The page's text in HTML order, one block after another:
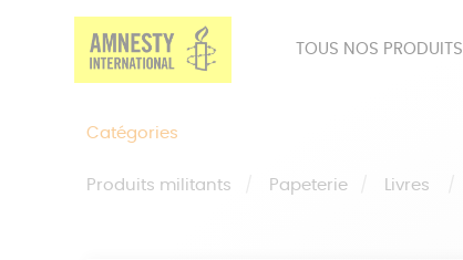
TOUS NOS PRODUITS
Catégories
Produits militants Papeterie Livres